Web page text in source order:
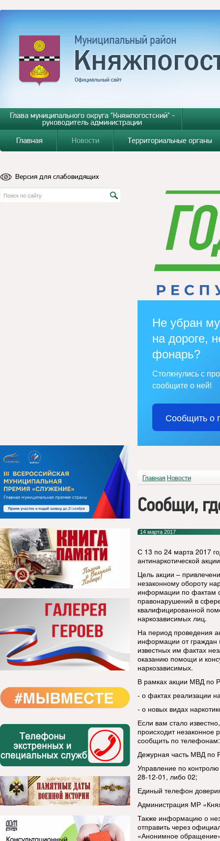
Глава муниципального округа "Княжпогостский" -
руководитель администрации
Главная
Новости Территориальные органы
Версия для слабовидящих
Не убран
на дороге,
фонарь?
Столкнулись с
сообщите о ней!
Сообщить о
Главная Новости
Сообщи,
14 марта 2017
С 13 по 24 марта 2017
антинаркотической
Цель акции –
незаконному обороту
информации по фактам
правонарушений в
квалифицированной
наркозависимых лиц.
На период проведения
информации от
известных им фактах
оказанию помощи и
наркозависимых.
В рамках акции МВД по
- о фактах реализации
- о новых видах
Если вам стало
происходит незаконное
сообщить по телефонам:
Дежурная часть МВД по
Управление по
28-12-01, либо 02;
Единый телефон
Администрация МР
Также информацию о
отправить через
«Анонимное